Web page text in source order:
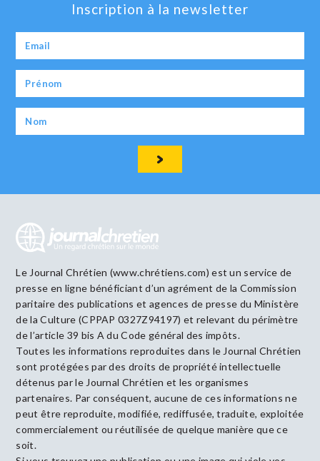
Inscription à la newsletter
Le Journal Chrétien (www.chrétiens.com) est un service de
presse en ligne bénéficiant d’un agrément de la Commission
paritaire des publications et agences de presse du Ministère
de la Culture (CPPAP 0327Z94197) et relevant du périmètre
de l’article 39 bis A du Code général des impôts.
Toutes les informations reproduites dans le Journal Chrétien
sont protégées par des droits de propriété intellectuelle
détenus par le Journal Chrétien et les organismes
partenaires. Par conséquent, aucune de ces informations ne
peut être reproduite, modifiée, rediffusée, traduite, exploitée
commercialement ou réutilisée de quelque manière que ce
soit.